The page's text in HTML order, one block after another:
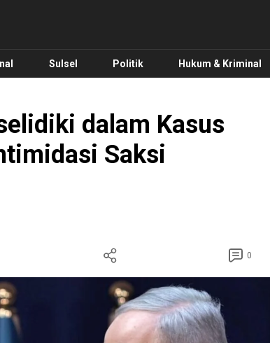
Sulsel Politik Hukum & Kriminal
dalam Kasus
Saksi
0